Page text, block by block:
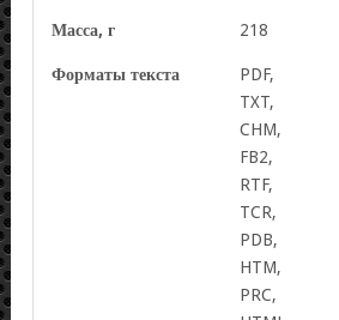
Масса, г 218
Форматы текста
PDF,
TXT,
CHM,
FB2,
RTF,
TCR,
PDB,
HTM,
PRC,